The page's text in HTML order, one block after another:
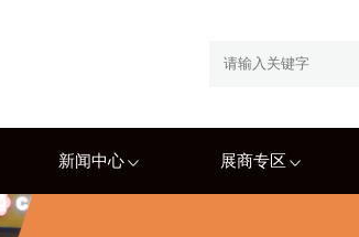
新闻中心 展商专区